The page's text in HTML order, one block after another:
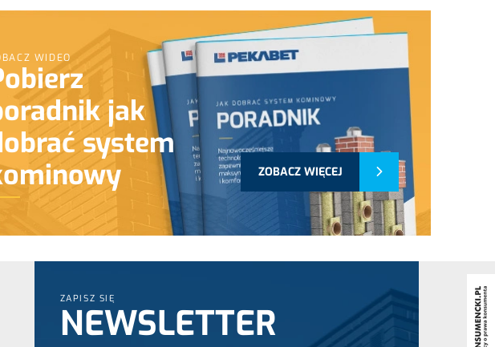
WIDEO
jak
system
ZOBACZ WIĘCEJ
ZAPISZ SIĘ
NEWSLETTER